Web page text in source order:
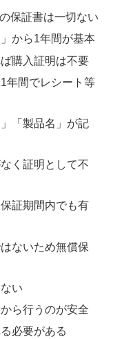
保証書は一切ない
から1年間が基本
購入証明は不要
年間でレシート等
「製品名」が記
く証明として不
証期間内でも有
ないため無償保
い
ら行うのが安全
必要がある